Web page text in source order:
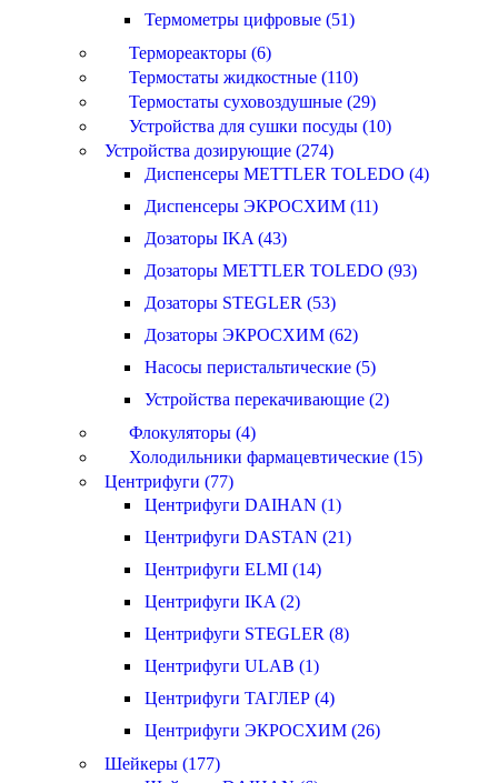
Термометры цифровые (51)
Термореакторы (6)
Термостаты жидкостные (110)
Термостаты суховоздушные (29)
Устройства для сушки посуды (10)
Устройства дозирующие (274)
Диспенсеры METTLER TOLEDO (4)
Диспенсеры ЭКРОСХИМ (11)
Дозаторы IKA (43)
Дозаторы METTLER TOLEDO (93)
Дозаторы STEGLER (53)
Дозаторы ЭКРОСХИМ (62)
Насосы перистальтические (5)
Устройства перекачивающие (2)
Флокуляторы (4)
Холодильники фармацевтические (15)
Центрифуги (77)
Центрифуги DAIHAN (1)
Центрифуги DASTAN (21)
Центрифуги ELMI (14)
Центрифуги IKA (2)
Центрифуги STEGLER (8)
Центрифуги ULAB (1)
Центрифуги ТАГЛЕР (4)
Центрифуги ЭКРОСХИМ (26)
Шейкеры (177)